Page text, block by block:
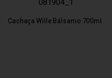
Cachaça Wille Bálsamo 700ml